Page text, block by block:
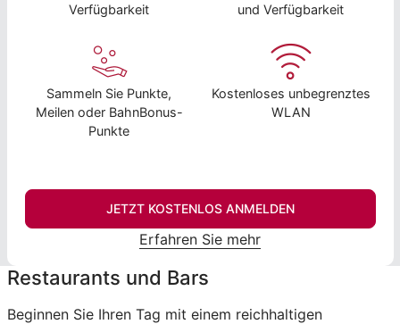
Verfügbarkeit
und Verfügbarkeit
Sammeln Sie Punkte,
Meilen oder BahnBonus-
Punkte
Kostenloses unbegrenztes
WLAN
JETZT KOSTENLOS ANMELDEN
Erfahren Sie mehr
Restaurants und Bars
Beginnen Sie Ihren Tag mit einem reichhaltigen